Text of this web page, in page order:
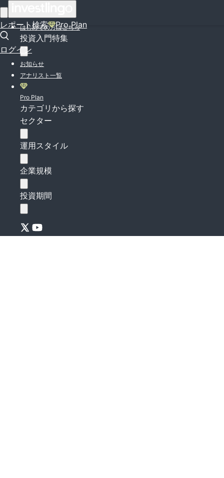
レポート検索 Pro Plan
ログイン
はじめての方はこちら
投資入門特集
お知らせ
アナリスト一覧
Pro Plan
カテゴリから探す
セクター
運用スタイル
企業規模
投資期間